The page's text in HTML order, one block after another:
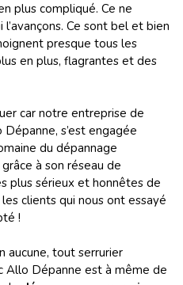
plus compliqué. Ce ne
Ce sont bel et bien
presque tous les
en plus, flagrantes et des
car notre entreprise de
s’est engagée
du dépannage
à son réseau de
plus sérieux et honnêtes de
clients qui nous ont essayé
!
aucune, tout serrurier
Allo Dépanne est à même de